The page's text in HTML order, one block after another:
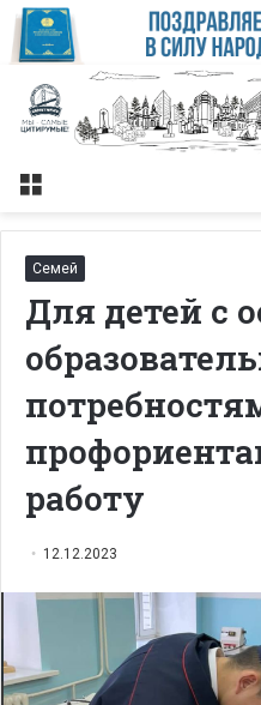
Меню
Семей
Для детей с
работу
12.12.2023